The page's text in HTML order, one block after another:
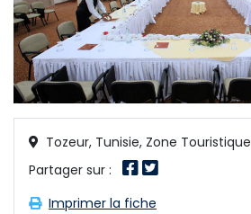
Tozeur, Tunisie, Zone Touristique
Partager sur :
Imprimer la fiche